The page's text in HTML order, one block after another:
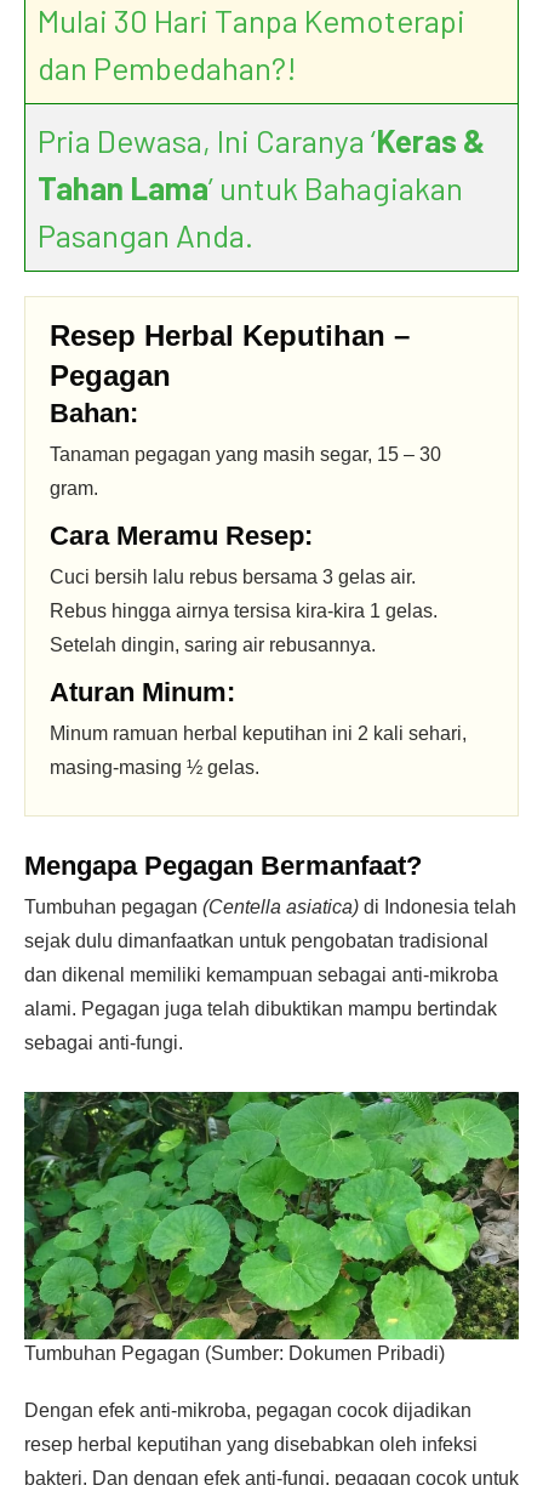
Mulai 30 Hari Tanpa Kemoterapi
dan Pembedahan?!
Pria Dewasa, Ini Caranya ‘Keras &
Tahan Lama’ untuk Bahagiakan
Pasangan Anda.
Resep Herbal Keputihan –
Pegagan
Bahan:
Tanaman pegagan yang masih segar, 15 – 30
gram.
Cara Meramu Resep:
Cuci bersih lalu rebus bersama 3 gelas air.
Rebus hingga airnya tersisa kira-kira 1 gelas.
Setelah dingin, saring air rebusannya.
Aturan Minum:
Minum ramuan herbal keputihan ini 2 kali sehari,
masing-masing ½ gelas.
Mengapa Pegagan Bermanfaat?
Tumbuhan pegagan (Centella asiatica) di Indonesia telah
sejak dulu dimanfaatkan untuk pengobatan tradisional
dan dikenal memiliki kemampuan sebagai anti-mikroba
alami. Pegagan juga telah dibuktikan mampu bertindak
sebagai anti-fungi.
Tumbuhan Pegagan (Sumber: Dokumen Pribadi)
Dengan efek anti-mikroba, pegagan cocok dijadikan
resep herbal keputihan yang disebabkan oleh infeksi
bakteri. Dan dengan efek anti-fungi, pegagan cocok untuk